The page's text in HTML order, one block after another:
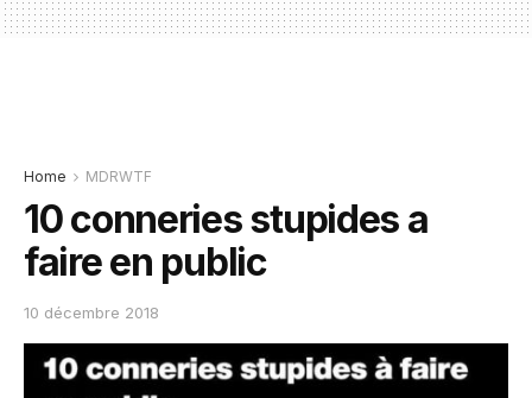
Home MDRWTF
10 conneries stupides a
faire en public
10 décembre 2018